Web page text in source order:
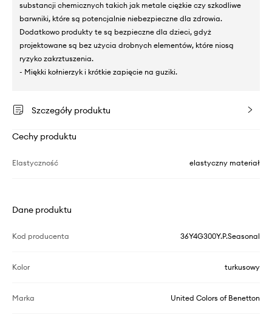
substancji chemicznych takich jak metale ciężkie czy szkodliwe
barwniki, które są potencjalnie niebezpieczne dla zdrowia.
Dodatkowo produkty te są bezpieczne dla dzieci, gdyż
projektowane są bez użycia drobnych elementów, które niosą
ryzyko zakrztuszenia.
- Miękki kołnierzyk i krótkie zapięcie na guziki.
Szczegóły produktu
Cechy produktu
Elastyczność elastyczny materiał
Dane produktu
Kod producenta 36Y4G300Y.P.Seasonal
Kolor turkusowy
Marka United Colors of Benetton